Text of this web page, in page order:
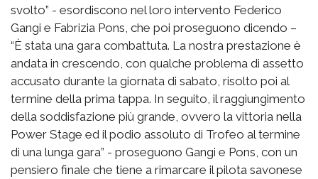
svolto” - esordiscono nel loro intervento Federico
Gangi e Fabrizia Pons, che poi proseguono dicendo –
“È stata una gara combattuta. La nostra prestazione è
andata in crescendo, con qualche problema di assetto
accusato durante la giornata di sabato, risolto poi al
termine della prima tappa. In seguito, il raggiungimento
della soddisfazione più grande, ovvero la vittoria nella
Power Stage ed il podio assoluto di Trofeo al termine
di una lunga gara” - proseguono Gangi e Pons, con un
pensiero finale che tiene a rimarcare il pilota savonese